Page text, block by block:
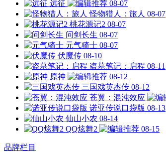
远征
08-07
怪物猎人：旅人 08-07
桃花源记2 08-07
问剑长生 08-07
元气骑士 08-07
伏魔传 08-10
盗墓笔记：启程 08-11
原神
08-12
三国戏英杰传 08-12
苍翼：混沌效应
诺亚传说口袋版 08-13
仙山小农 08-14
QQ炫舞2
08-15
品牌栏目